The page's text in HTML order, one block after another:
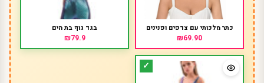
כתר מלכותי עם צדפים ופנינים
₪69.90
בגד גוף בת הים
₪79.9